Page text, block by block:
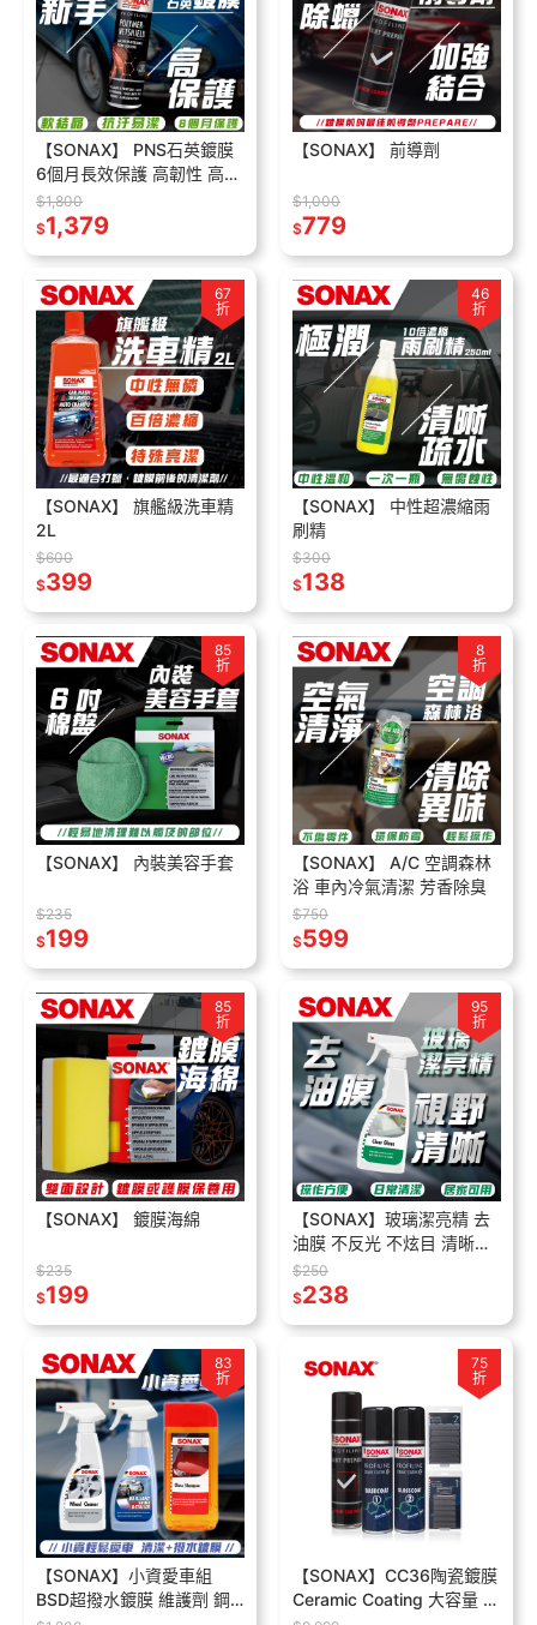
【SONAX】 PNS石英鍍膜
6個月長效保護 高韌性 高光
澤 零失敗 全車色可用 DIY
推薦 基底鍍膜
$1,800
$1,379
【SONAX】 前導劑
$1,000
$779
67
折
【SONAX】 旗艦級洗車精
2L
$600
$399
46
折
【SONAX】 中性超濃縮雨
刷精
$300
$138
85
折
【SONAX】 內裝美容手套
$235
$199
8
折
【SONAX】 A/C 空調森林
浴 車內冷氣清潔 芳香除臭
$750
$599
85
折
【SONAX】 鍍膜海綿
$235
$199
95
折
【SONAX】玻璃潔亮精 去
油膜 不反光 不炫目 清晰視
野 消除雨刷雜音 溫和不傷
隔熱紙 車內外皆可用 日常
$250
$238
83
折
【SONAX】小資愛車組
BSD超撥水鍍膜 維護劑 鋼
75
折
【SONAX】CC36陶瓷鍍膜
Ceramic Coating 大容量 鋼